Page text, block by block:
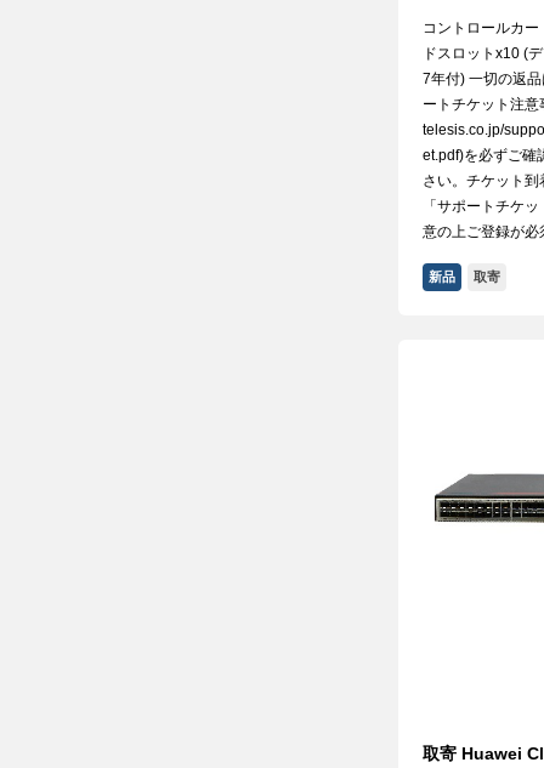
コントロールカ
ドスロットx10 (
7年付) 一切の返
ートチケット注
telesis.co.jp/
et.pdf)を必ずご確
さい。チケット
「サポートチケ
意の上ご登録が必
新品 取寄
取寄 Huawei